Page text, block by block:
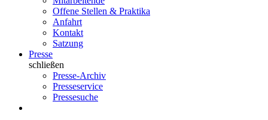
Offene Stellen & Praktika
Anfahrt
Kontakt
Satzung
Presse
schließen
Presse-Archiv
Presseservice
Pressesuche